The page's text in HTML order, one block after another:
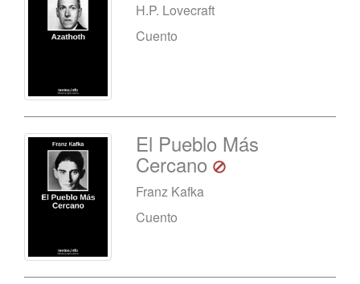
H.P. Lovecraft
Cuento
El Pueblo Más
Cercano
Franz Kafka
Cuento